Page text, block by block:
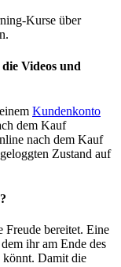
Kurse über
Videos und
Kundenkonto
dem Kauf
nach dem Kauf
Zustand auf
Freude bereitet. Eine
ihr am Ende des
könnt. Damit die